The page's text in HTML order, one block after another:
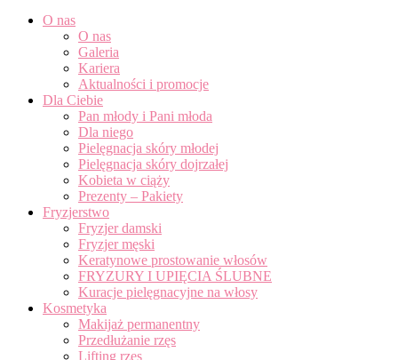
O nas
O nas
Galeria
Kariera
Aktualności i promocje
Dla Ciebie
Pan młody i Pani młoda
Dla niego
Pielęgnacja skóry młodej
Pielęgnacja skóry dojrzałej
Kobieta w ciąży
Prezenty – Pakiety
Fryzjerstwo
Fryzjer damski
Fryzjer męski
Keratynowe prostowanie włosów
FRYZURY I UPIĘCIA ŚLUBNE
Kuracje pielęgnacyjne na włosy
Kosmetyka
Makijaż permanentny
Przedłużanie rzęs
Lifting rzęs